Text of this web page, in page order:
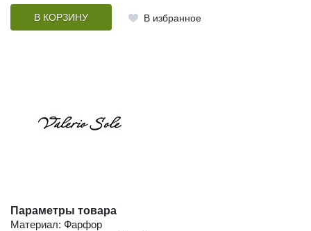
В КОРЗИНУ В избранное
Параметры товара
Материал: Фарфор